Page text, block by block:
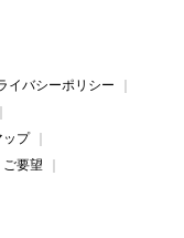
イバシーポリシー
ップ
ご要望